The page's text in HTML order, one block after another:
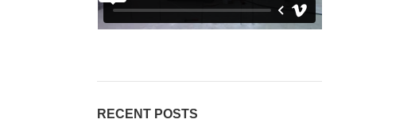
RECENT POSTS